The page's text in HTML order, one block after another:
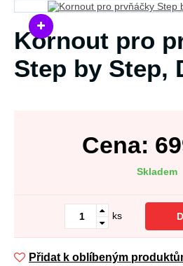
Kornout pro
Step by Step,
Cena:
Skladem
ks
Přidat k oblíbeným